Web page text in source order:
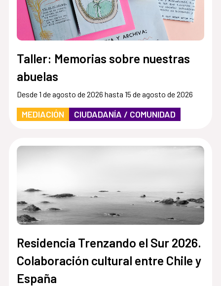
Taller: Memorias sobre nuestras
abuelas
Desde 1 de agosto de 2026 hasta 15 de agosto de 2026
MEDIACIÓN CIUDADANÍA / COMUNIDAD
Residencia Trenzando el Sur 2026.
Colaboración cultural entre Chile y
España